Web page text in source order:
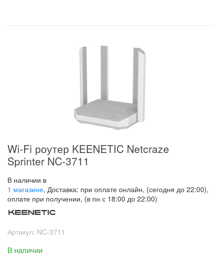
Wi-Fi роутер KEENETIC Netcraze
Sprinter NC-3711
В наличии в
1 магазине, Доставка: при оплате онлайн, (сегодня до 22:00),
оплате при получении, (в пн с 18:00 до 22:00)
Артикул: NC-3711
В наличии